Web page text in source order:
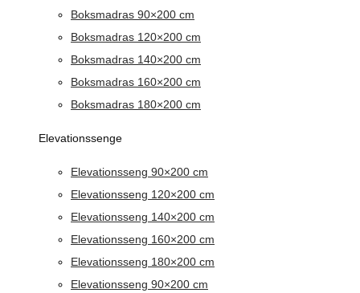
Boksmadras 90×200 cm
Boksmadras 120×200 cm
Boksmadras 140×200 cm
Boksmadras 160×200 cm
Boksmadras 180×200 cm
Elevationssenge
Elevationsseng 90×200 cm
Elevationsseng 120×200 cm
Elevationsseng 140×200 cm
Elevationsseng 160×200 cm
Elevationsseng 180×200 cm
Elevationsseng 90×200 cm